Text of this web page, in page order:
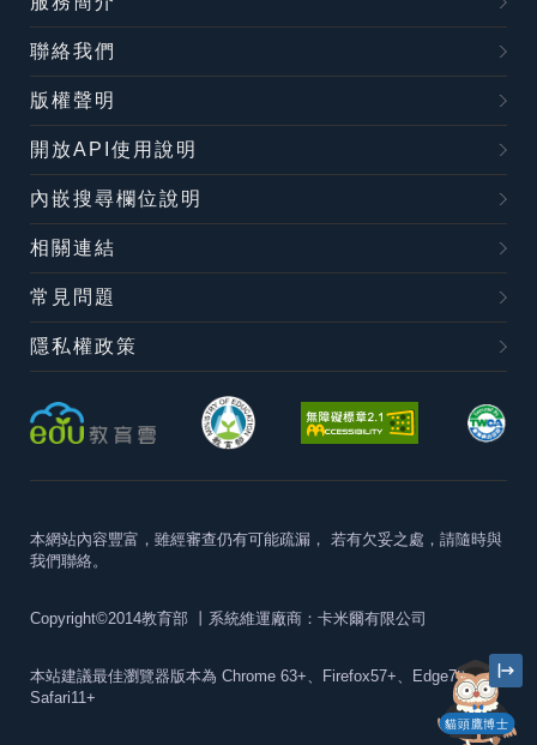
貓頭鷹博士
聯絡我們
版權聲明
開放API使用說明
內嵌搜尋欄位說明
相關連結
常見問題
隱私權政策
本網站內容豐富，雖經審查仍有可能疏漏， 若有欠妥之處，請隨時與
我們聯絡。
Copyright©2014教育部 丨系統維運廠商：卡米爾有限公司
本站建議最佳瀏覽器版本為 Chrome 63+、Firefox57+、Edge79+及
Safari11+